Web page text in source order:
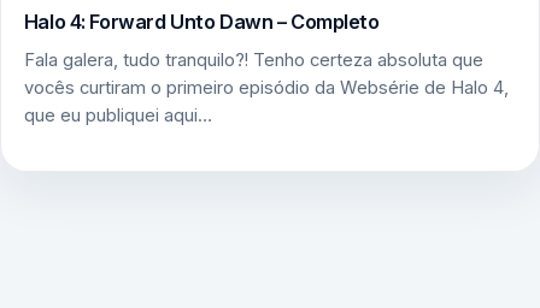
Halo 4: Forward Unto Dawn – Completo
Fala galera, tudo tranquilo?! Tenho certeza absoluta que
vocês curtiram o primeiro episódio da Websérie de Halo 4,
que eu publiquei aqui…